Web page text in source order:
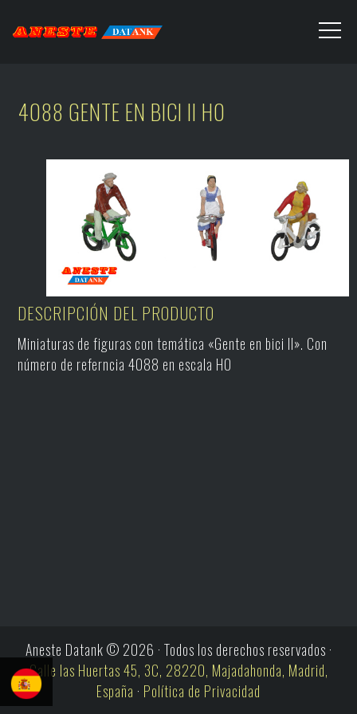
4088 GENTE EN BICI II H0
DESCRIPCIÓN DEL PRODUCTO
Miniaturas de figuras con temática «Gente en bici II». Con
número de referncia 4088 en escala H0
Aneste Datank © 2026 · Todos los derechos reservados ·
Calle las Huertas 45, 3C, 28220, Majadahonda, Madrid,
España · Política de Privacidad